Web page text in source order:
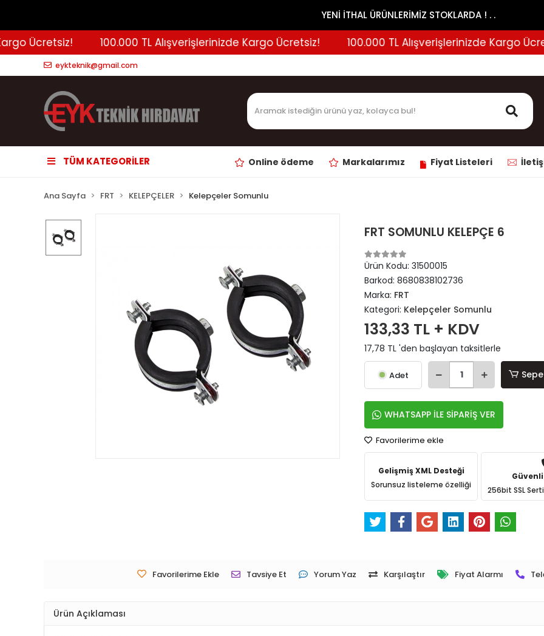
YENİ İTHAL ÜRÜNLERİMİZ STOKLARDA ! . .
Ücretsiz! 100.000 TL Alışverişlerinizde Kargo Ücretsiz! 100.000 TL Alışverişlerinizde Kargo
eykteknik@gmail.com
TÜM KATEGORİLER Online ödeme Markalarımız Fiyat Listeleri
Ana Sayfa FRT KELEPÇELER Kelepçeler Somunlu
FRT SOMUNLU KELEPÇE 6
Ürün Kodu:31500015
Barkod:8680838102736
Marka: FRT
Kategori: Kelepçeler Somunlu
133,33 TL + KDV
17,78 TL 'den başlayan taksitlerle
Adet
WHATSAPP İLE SİPARİŞ VER
Favorilerime ekle
Gelişmiş XML Desteği
Sorunsuz listeleme özelliği
Güvenli
256bit SSL
Favorilerime Ekle Tavsiye Et Yorum Yaz Karşılaştır Fiyat Alarmı
Ürün Açıklaması